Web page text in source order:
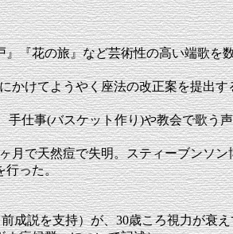
『花の旅』など芸術性の高い端歌を
かけてようやく座法の改正案を提出
仕事(バスケット作り)や教会で歌う
月で天然痘で失明。スティーブンソン
行った。
成説を支持）が、30歳ころ視力が衰